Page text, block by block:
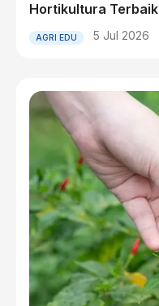
Hortikultura Terbaik
AGRI EDU 5 Jul 2026